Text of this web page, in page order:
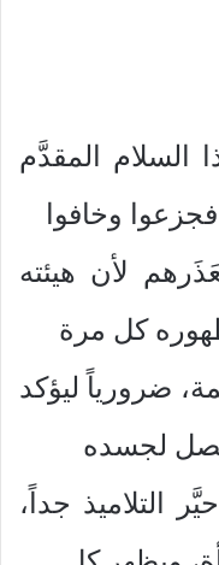
السلام المقدَّم
وخافوا
لأن هيئته
كل مرة
ضرورياً ليؤكد
حصل لجسده
التلاميذ جداً،